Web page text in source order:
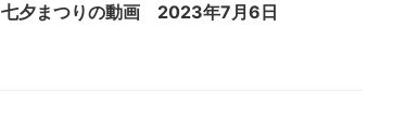
夕まつりの動画 2023年7月6日